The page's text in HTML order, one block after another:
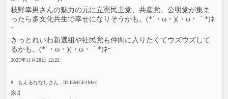
枝野幸男さんの魅力の元に立憲民主党、共産党、公明党が集ま
ったら多文化共生で幸せになりそうかも。(*´・ω・)(・ω・｀*)ﾈ
ｰ
きっとれいわ新選組や社民党も仲間に入りたくてウズウズして
るかも。(*´・ω・)(・ω・｀*)ﾈｰ
2025年11月28日 12:22
8. もえるななしさん. ID:I5MGE1MzE
※4